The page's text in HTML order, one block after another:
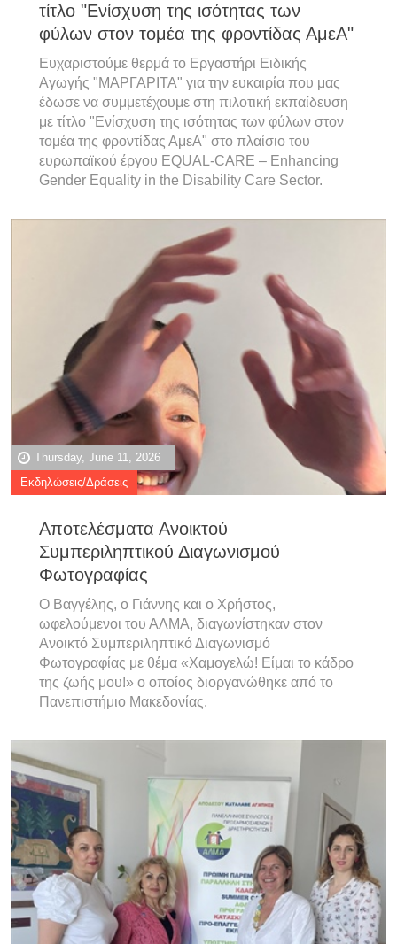
τίτλο "Ενίσχυση της ισότητας των
φύλων στον τομέα της φροντίδας ΑμεΑ"
Ευχαριστούμε θερμά το Εργαστήρι Ειδικής
Αγωγής "ΜΑΡΓΑΡΙΤΑ" για την ευκαιρία που μας
έδωσε να συμμετέχουμε στη πιλοτική εκπαίδευση
με τίτλο "Ενίσχυση της ισότητας των φύλων στον
τομέα της φροντίδας ΑμεΑ" στο πλαίσιο του
ευρωπαϊκού έργου EQUAL-CARE – Enhancing
Gender Equality in the Disability Care Sector.
Thursday, June 11, 2026
Εκδηλώσεις/Δράσεις
Αποτελέσματα Ανοικτού
Συμπεριληπτικού Διαγωνισμού
Φωτογραφίας
Ο Βαγγέλης, ο Γιάννης και ο Χρήστος,
ωφελούμενοι του ΑΛΜΑ, διαγωνίστηκαν στον
Ανοικτό Συμπεριληπτικό Διαγωνισμό
Φωτογραφίας με θέμα «Χαμογελώ! Είμαι το κάδρο
της ζωής μου!» ο οποίος διοργανώθηκε από το
Πανεπιστήμιο Μακεδονίας.